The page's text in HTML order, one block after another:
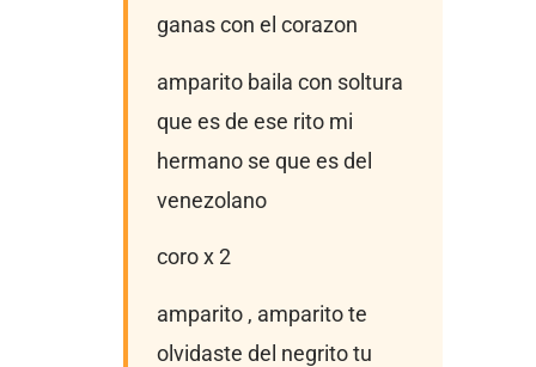
ganas con el corazon
amparito baila con soltura
que es de ese rito mi
hermano se que es del
venezolano
coro x 2
amparito , amparito te
olvidaste del negrito tu